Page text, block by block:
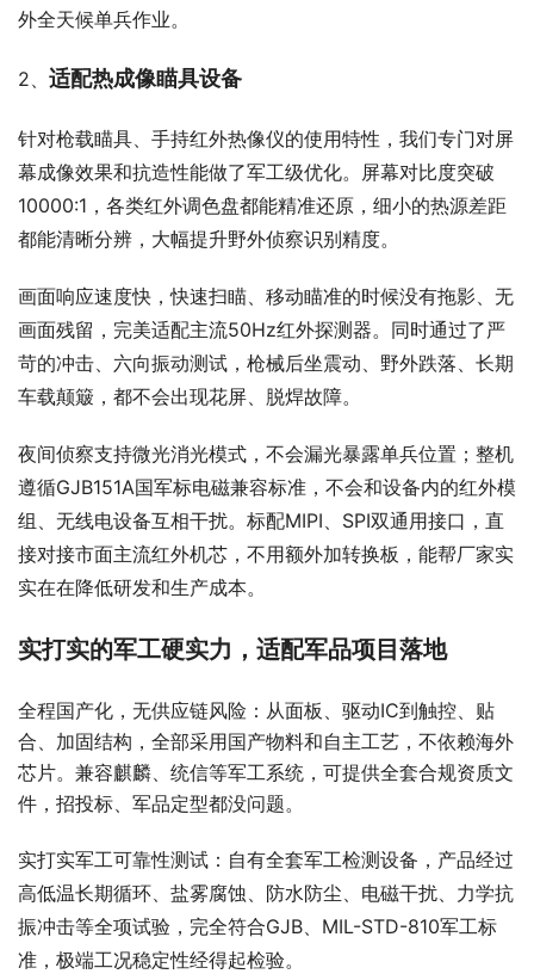
外全天候单兵作业。
2、 适配热成像瞄具设备
针对枪载瞄具、手持红外热像仪的使用特性，我们专门对屏
幕成像效果和抗造性能做了军工级优化。屏幕对比度突破
10000:1，各类红外调色盘都能精准还原，细小的热源差距
都能清晰分辨，大幅提升野外侦察识别精度。
画面响应速度快，快速扫瞄、移动瞄准的时候没有拖影、无
画面残留，完美适配主流50Hz红外探测器。同时通过了严
苛的冲击、六向振动测试，枪械后坐震动、野外跌落、长期
车载颠簸，都不会出现花屏、脱焊故障。
夜间侦察支持微光消光模式，不会漏光暴露单兵位置；整机
遵循GJB151A国军标电磁兼容标准，不会和设备内的红外模
组、无线电设备互相干扰。标配MIPI、SPI双通用接口，直
接对接市面主流红外机芯，不用额外加转换板，能帮厂家实
实在在降低研发和生产成本。
实打实的军工硬实力，适配军品项目落地
全程国产化，无供应链风险：从面板、驱动IC到触控、贴
合、加固结构，全部采用国产物料和自主工艺，不依赖海外
芯片。兼容麒麟、统信等军工系统，可提供全套合规资质文
件，招投标、军品定型都没问题。
实打实军工可靠性测试：自有全套军工检测设备，产品经过
高低温长期循环、盐雾腐蚀、防水防尘、电磁干扰、力学抗
振冲击等全项试验，完全符合GJB、MIL-STD-810军工标
准，极端工况稳定性经得起检验。